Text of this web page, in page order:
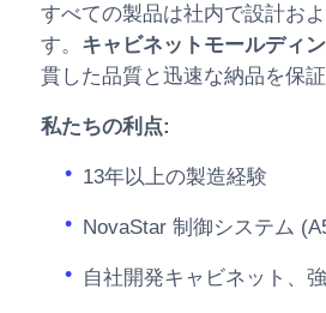
すべての製品は社内で設計お
す。 キャビネットモールディ
貫した品質と迅速な納品を保証
私たちの利点:
13年以上の製造経験
NovaStar 制御システム
自社開発キャビネット、